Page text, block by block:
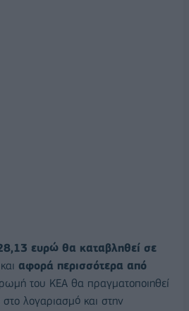
ευρώ θα καταβληθεί σε
και αφορά περισσότερα από
του ΚΕΑ θα πραγματοποιηθεί
στο λογαριασμό και στην